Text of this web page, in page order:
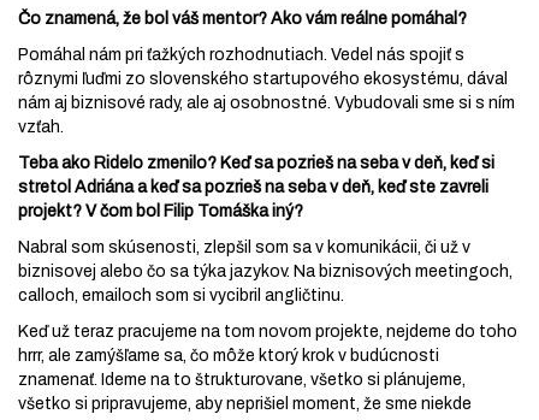
Čo znamená, že bol váš mentor? Ako vám reálne pomáhal?
Pomáhal nám pri ťažkých rozhodnutiach. Vedel nás spojiť s
rôznymi ľuďmi zo slovenského startupového ekosystému, dával
nám aj biznisové rady, ale aj osobnostné. Vybudovali sme si s ním
vzťah.
Teba ako Ridelo zmenilo? Keď sa pozrieš na seba v deň, keď si
stretol Adriána a keď sa pozrieš na seba v deň, keď ste zavreli
projekt? V čom bol Filip Tomáška iný?
Nabral som skúsenosti, zlepšil som sa v komunikácii, či už v
biznisovej alebo čo sa týka jazykov. Na biznisových meetingoch,
calloch, emailoch som si vycibril angličtinu.
Keď už teraz pracujeme na tom novom projekte, nejdeme do toho
hrrr, ale zamýšľame sa, čo môže ktorý krok v budúcnosti
znamenať. Ideme na to štrukturovane, všetko si plánujeme,
všetko si pripravujeme, aby neprišiel moment, že sme niekde